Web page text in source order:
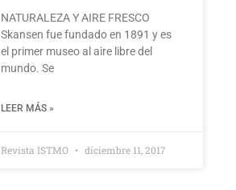
NATURALEZA Y AIRE FRESCO
Skansen fue fundado en 1891 y es
el primer museo al aire libre del
mundo. Se
LEER MÁS »
Revista ISTMO diciembre 11, 2017